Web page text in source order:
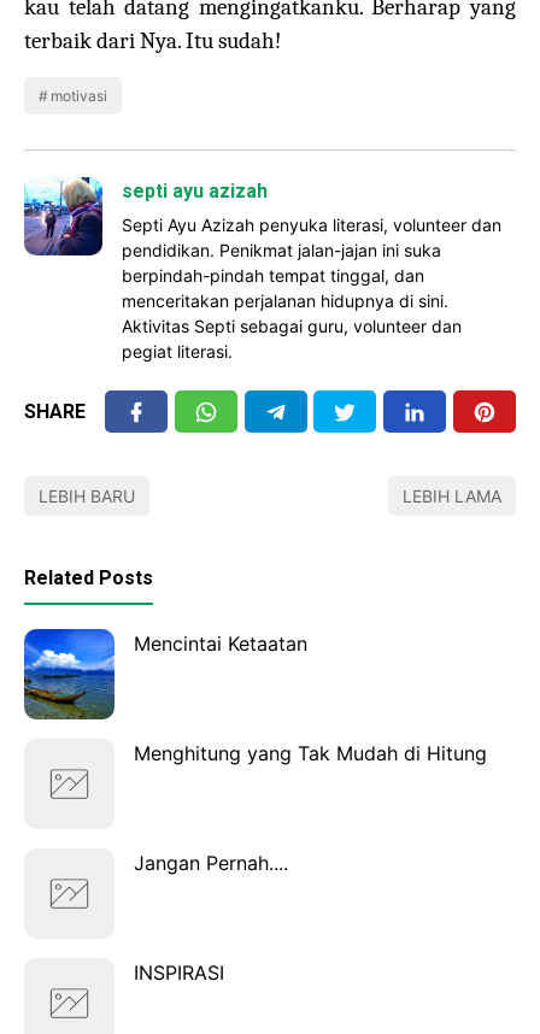
kau telah datang mengingatkanku. Berharap yang
terbaik dari Nya. Itu sudah!
motivasi
septi ayu azizah
Septi Ayu Azizah penyuka literasi, volunteer dan
pendidikan. Penikmat jalan-jajan ini suka
berpindah-pindah tempat tinggal, dan
menceritakan perjalanan hidupnya di sini.
Aktivitas Septi sebagai guru, volunteer dan
pegiat literasi.
SHARE
LEBIH BARU LEBIH LAMA
Related Posts
Mencintai Ketaatan
Menghitung yang Tak Mudah di Hitung
Jangan Pernah....
INSPIRASI